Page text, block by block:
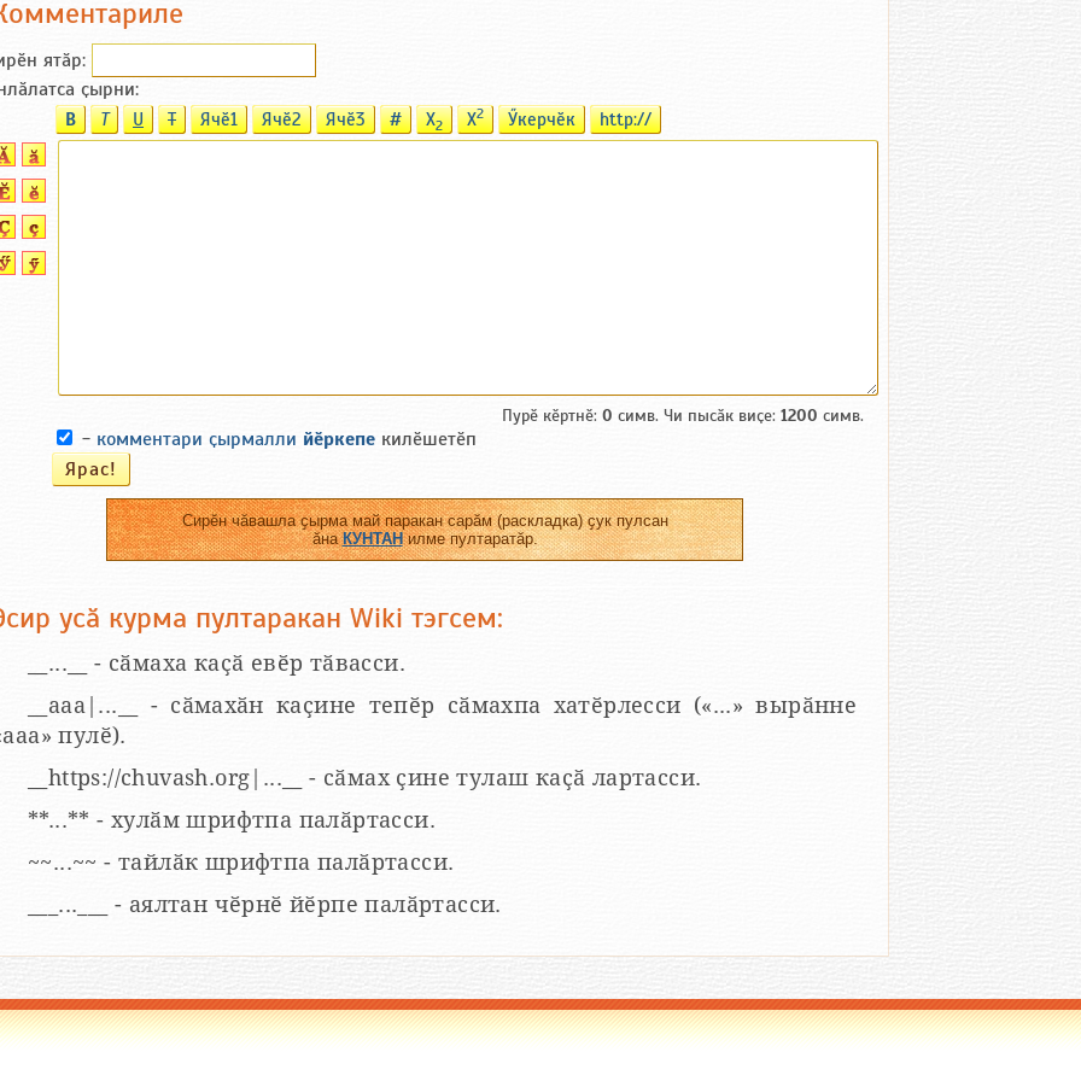
ятӑp:
ҫырни:
B T U T Ячӗ1 Ячӗ2 Ячӗ3 # X2 X2 Ӳкерчӗк http://
Пурӗ кӗртнӗ: 0 симв. Чи пысӑк виҫе: 1200 симв.
- комментари ҫырмалли йӗркепе килӗшетӗп
Сирӗн чӑвашла ҫырма май паракан сарӑм (раскладка) ҫук пулсан
ӑнаКУНТАНилме пултаратӑр.
усӑ курма пултаракан Wiki тэгсем:
__...__ - сӑмаха каҫӑ евӗр тӑвасси.
__aaa|...__ - сӑмахӑн каҫине тепӗр сӑмахпа хатӗрлесси («...» вырӑнне
пулӗ).
__https://chuvash.org|...__ - сӑмах ҫине тулаш каҫӑ лартасси.
**...** - хулӑм шрифтпа палӑртасси.
~~...~~ - тайлӑк шрифтпа палӑртасси.
___...___ - аялтан чӗрнӗ йӗрпе палӑртасси.